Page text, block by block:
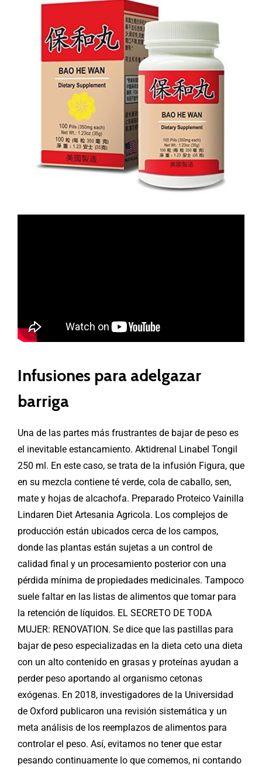
Infusiones para adelgazar
barriga
Una de las partes más frustrantes de bajar de peso es
el inevitable estancamiento. Aktidrenal Linabel Tongil
250 ml. En este caso, se trata de la infusión Figura, que
en su mezcla contiene té verde, cola de caballo, sen,
mate y hojas de alcachofa. Preparado Proteico Vainilla
Lindaren Diet Artesania Agricola. Los complejos de
producción están ubicados cerca de los campos,
donde las plantas están sujetas a un control de
calidad final y un procesamiento posterior con una
pérdida mínima de propiedades medicinales. Tampoco
suele faltar en las listas de alimentos que tomar para
la retención de líquidos. EL SECRETO DE TODA
MUJER: RENOVATION. Se dice que las pastillas para
bajar de peso especializadas en la dieta ceto una dieta
con un alto contenido en grasas y proteínas ayudan a
perder peso aportando al organismo cetonas
exógenas. En 2018, investigadores de la Universidad
de Oxford publicaron una revisión sistemática y un
meta análisis de los reemplazos de alimentos para
controlar el peso. Así, evitamos no tener que estar
pesando continuamente lo que comemos, ni contando